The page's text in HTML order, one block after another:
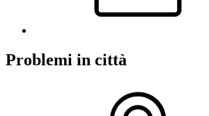
Problemi in città